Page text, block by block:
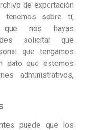
de exportación
tenemos sobre ti,
que nos hayas
solicitar que
que tengamos
dato que estemos
administrativos,
puede que los